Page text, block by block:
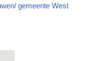
gemeente West